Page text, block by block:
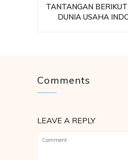
TANTANGAN
DUNIA USAHA
Comments
LEAVE A REPLY